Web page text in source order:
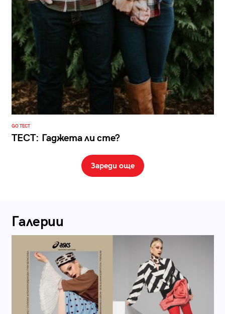
GO ТЕСТ
ТЕСТ: Гаджета ли сте?
Зареди още
Галерии